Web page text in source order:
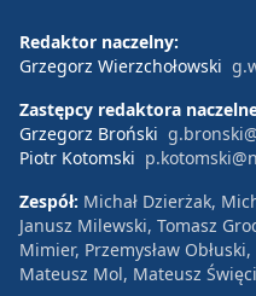
Redaktor naczelny:
Grzegorz Wierzchołowski
Zastępcy redaktora
Grzegorz Broński
Piotr Kotomski
Zespół: Michał Dzierżak,
Janusz Milewski, Tomasz
Mimier, Przemysław
Mateusz Mol, Mateusz